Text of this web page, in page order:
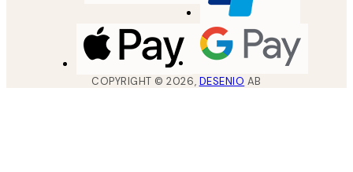
COPYRIGHT ©2026, DESENIO AB